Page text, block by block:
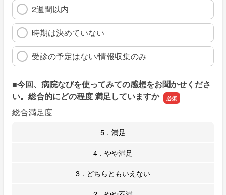
2週間以内
時期は決めていない
受診の予定はない/情報収集のみ
■今回、病院なびを使ってみての感想をお聞かせくださ
い。総合的にどの程度 満足していますか
総合満足度
5．満足
4．やや満足
3．どちらともいえない